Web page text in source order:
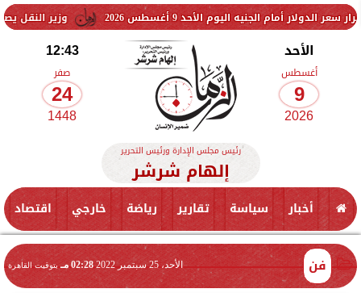
وزير النقل يصدر قرارًا الجنيه اليوم الأحد 9 أغسطس 2026
الأحد
أغسطس
9
2026
12:43
صفر
24
1448
رئيس مجلس الإدارة ورئيس التحرير
إلهام شرشر
أخبار سياسة تقارير رياضة خارجي اقتصاد
فن الأحد، 25 سبتمبر 2022 02:28 مـ بتوقيت القاهرة